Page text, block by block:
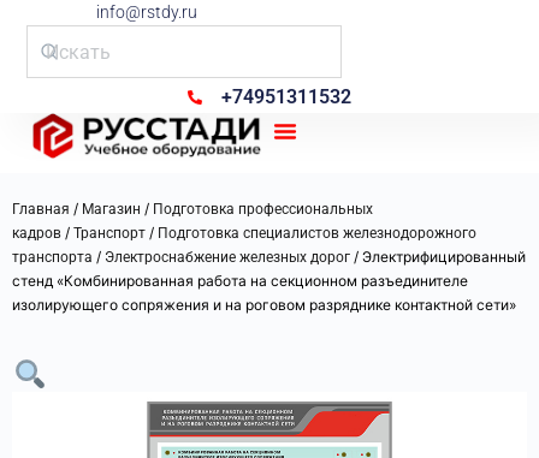
info@rstdy.ru
+74951311532
Главная / Магазин / Подготовка профессиональных
кадров / Транспорт / Подготовка специалистов железнодорожного
транспорта / Электроснабжение железных дорог / Электрифицированный
стенд «Комбинированная работа на секционном разъединителе
изолирующего сопряжения и на роговом разряднике контактной сети»